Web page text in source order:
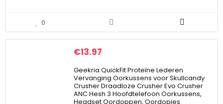
0
€13.97
Geekria QuickFit Proteïne Lederen
Vervanging Oorkussens voor Skullcandy
Crusher Draadloze Crusher Evo Crusher
ANC Hesh 3 Hoofdtelefoon Oorkussens,
Headset Oordoppen, Oordopjes